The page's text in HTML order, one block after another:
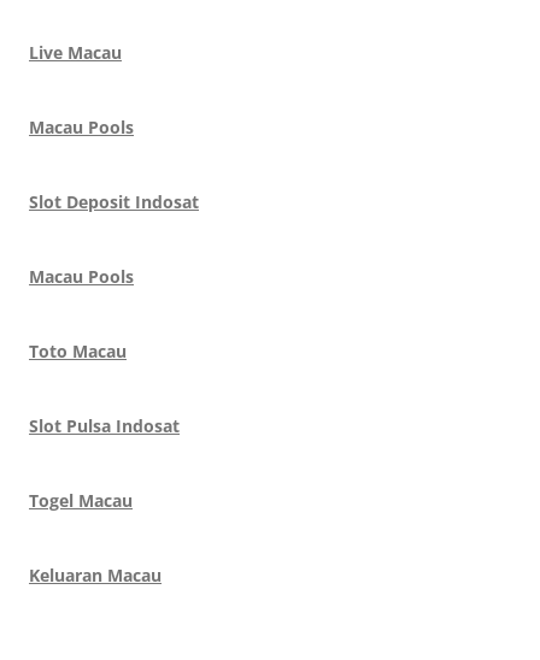
Live Macau
Macau Pools
Slot Deposit Indosat
Macau Pools
Toto Macau
Slot Pulsa Indosat
Togel Macau
Keluaran Macau